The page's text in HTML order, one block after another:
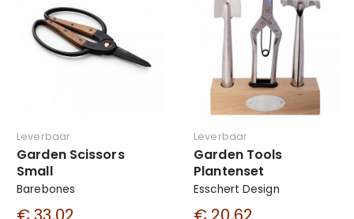
Leverbaar
Garden Scissors
Small
Barebones
Leverbaar
Garden Tools
Plantenset
Esschert Design